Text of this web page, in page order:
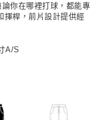
你在哪裡打球，都能專
揮桿，前片設計提供經
A/S